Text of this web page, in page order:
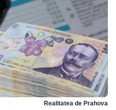
Realitatea de Prahova